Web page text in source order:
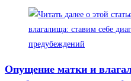
Опущение матки и